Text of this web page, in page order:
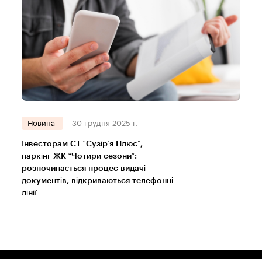
Новина 30 грудня 2025 г.
Інвесторам СТ “Сузір’я Плюс”,
паркінг ЖК “Чотири сезони”:
розпочинається процес видачі
документів, відкриваються телефонні
лінії